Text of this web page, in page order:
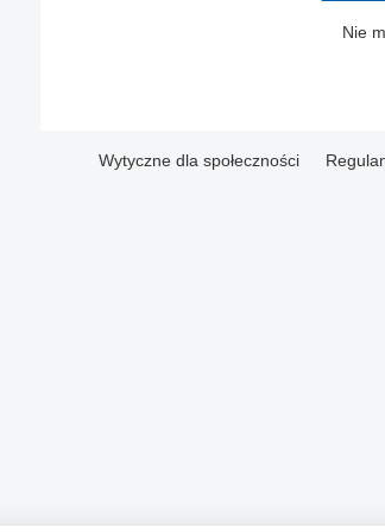
Nie
Wytyczne dla społeczności